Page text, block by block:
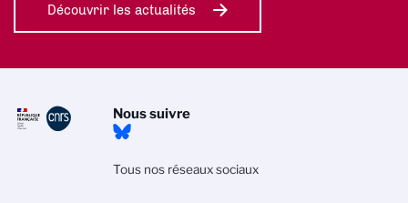
Découvrir les actualités
Nous suivre
Tous nos réseaux sociaux